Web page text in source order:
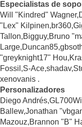
Especialistas de
Will "Kindred"
"Lex"
Tallon,Bigguy,Bruno
"greyknight17"
Fossil,S-
xenovanis .
Personalizadores
Diego
Ballew,Jonathan
Mazouz,Brannon "B"